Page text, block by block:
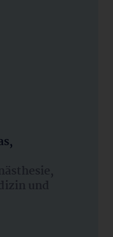
und